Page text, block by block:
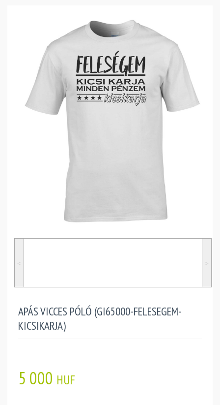
˂ ˃
APÁS VICCES PÓLÓ (GI65000-FELESEGEM-
KICSIKARJA)
5 000 HUF